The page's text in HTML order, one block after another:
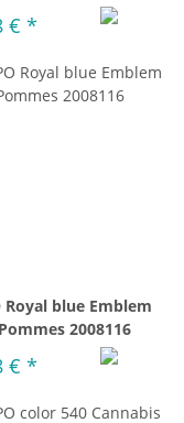
€ *
Royal blue Emblem
2008116
€ *